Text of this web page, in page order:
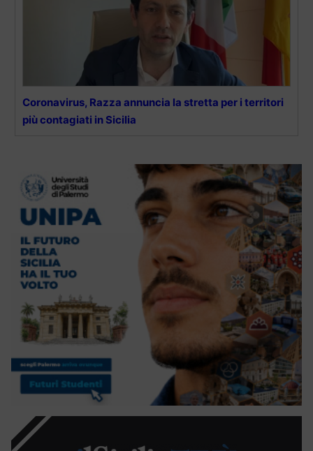
Coronavirus, Razza annuncia la stretta per i territori
più contagiati in Sicilia